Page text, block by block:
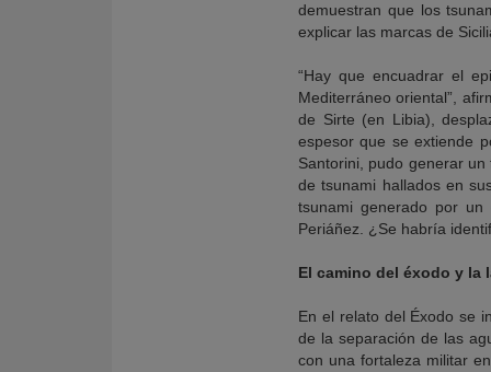
demuestran que los
explicar las marcas de
“Hay que encuadrar el
Mediterráneo oriental”,
de Sirte (en Libia),
espesor que se extiende
Santorini, pudo generar
de tsunami hallados en
tsunami generado por
Periáñez. ¿Se habría
El camino del éxodo y la
En el relato del Éxodo se
de la separación de las
con una fortaleza militar